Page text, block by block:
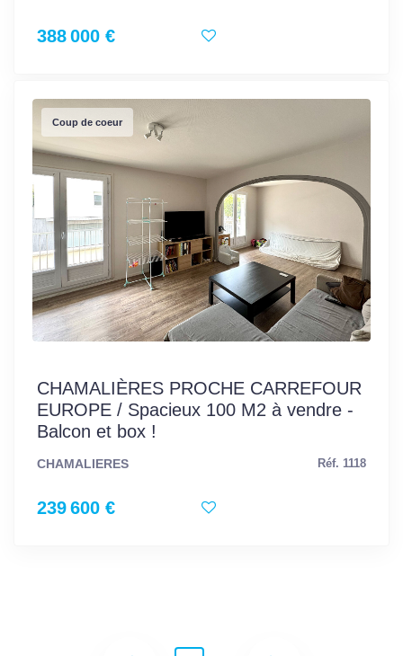
388 000 €
Coup de coeur
CHAMALIÈRES PROCHE CARREFOUR
EUROPE / Spacieux 100 M2 à vendre -
Balcon et box !
CHAMALIERES Réf. 1118
239 600 €